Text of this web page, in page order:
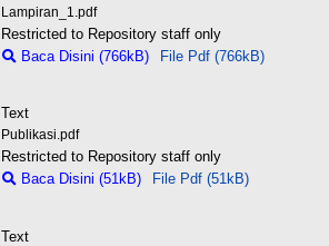
Lampiran_1.pdf
Restricted to Repository staff only
Baca Disini (766kB)
File Pdf (766kB)
Text
Publikasi.pdf
Restricted to Repository staff only
Baca Disini (51kB)
File Pdf (51kB)
Text